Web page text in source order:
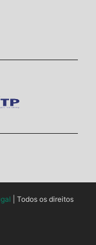
| Todos os direitos